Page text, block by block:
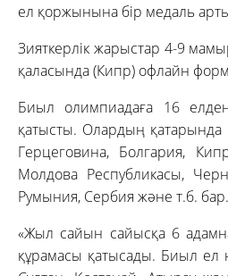
ел қоржынына бір медаль
Зияткерлік жарыстар 4-9
қаласында (Кипр) офлайн
Биыл олимпиадаға 16
қатысты. Олардың
Герцеговина, Болгария,
Молдова Республикасы,
Румыния, Сербия және т.б. бар.
«Жыл сайын сайысқа 6
құрамасы қатысады. Биыл